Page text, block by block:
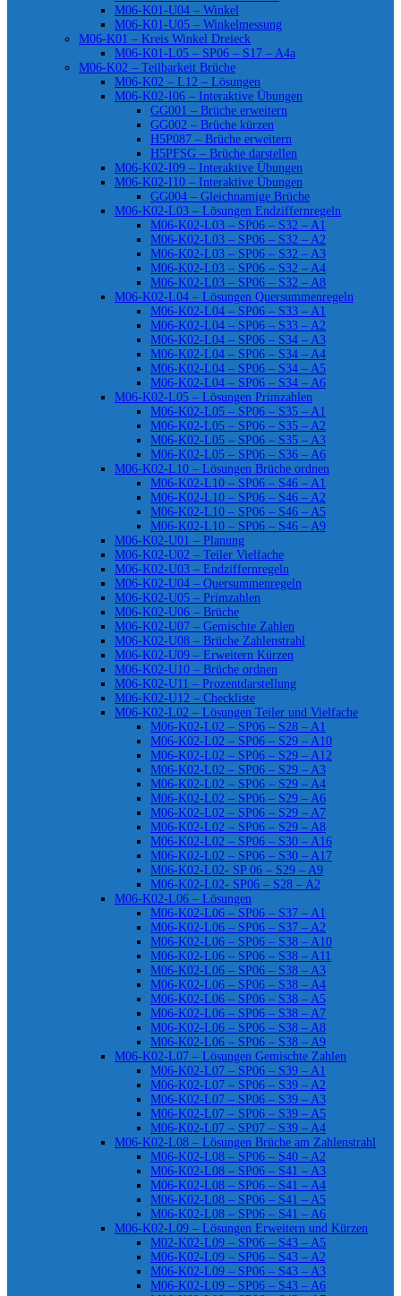
M06-K01-U04 – Winkel
M06-K01-U05 – Winkelmessung
M06-K01 – Kreis Winkel Dreieck
M06-K01-L05 – SP06 – S17 – A4a
M06-K02 – Teilbarkeit Brüche
M06-K02 – L12 – Lösungen
M06-K02-I06 – Interaktive Übungen
GG001 – Brüche erweitern
GG002 – Brüche kürzen
H5P087 – Brüche erweitern
H5PFSG – Brüche darstellen
M06-K02-I09 – Interaktive Übungen
M06-K02-I10 – Interaktive Übungen
GG004 – Gleichnamige Brüche
M06-K02-L03 – Lösungen Endziffernregeln
M06-K02-L03 – SP06 – S32 – A1
M06-K02-L03 – SP06 – S32 – A2
M06-K02-L03 – SP06 – S32 – A3
M06-K02-L03 – SP06 – S32 – A4
M06-K02-L03 – SP06 – S32 – A8
M06-K02-L04 – Lösungen Quersummenregeln
M06-K02-L04 – SP06 – S33 – A1
M06-K02-L04 – SP06 – S33 – A2
M06-K02-L04 – SP06 – S34 – A3
M06-K02-L04 – SP06 – S34 – A4
M06-K02-L04 – SP06 – S34 – A5
M06-K02-L04 – SP06 – S34 – A6
M06-K02-L05 – Lösungen Primzahlen
M06-K02-L05 – SP06 – S35 – A1
M06-K02-L05 – SP06 – S35 – A2
M06-K02-L05 – SP06 – S35 – A3
M06-K02-L05 – SP06 – S36 – A6
M06-K02-L10 – Lösungen Brüche ordnen
M06-K02-L10 – SP06 – S46 – A1
M06-K02-L10 – SP06 – S46 – A2
M06-K02-L10 – SP06 – S46 – A5
M06-K02-L10 – SP06 – S46 – A9
M06-K02-U01 – Planung
M06-K02-U02 – Teiler Vielfache
M06-K02-U03 – Endziffernregeln
M06-K02-U04 – Quersummenregeln
M06-K02-U05 – Primzahlen
M06-K02-U06 – Brüche
M06-K02-U07 – Gemischte Zahlen
M06-K02-U08 – Brüche Zahlenstrahl
M06-K02-U09 – Erweitern Kürzen
M06-K02-U10 – Brüche ordnen
M06-K02-U11 – Prozentdarstellung
M06-K02-U12 – Checkliste
M06-K02-L02 – Lösungen Teiler und Vielfache
M06-K02-L02 – SP06 – S28 – A1
M06-K02-L02 – SP06 – S29 – A10
M06-K02-L02 – SP06 – S29 – A12
M06-K02-L02 – SP06 – S29 – A3
M06-K02-L02 – SP06 – S29 – A4
M06-K02-L02 – SP06 – S29 – A6
M06-K02-L02 – SP06 – S29 – A7
M06-K02-L02 – SP06 – S29 – A8
M06-K02-L02 – SP06 – S30 – A16
M06-K02-L02 – SP06 – S30 – A17
M06-K02-L02- SP 06 – S29 – A9
M06-K02-L02- SP06 – S28 – A2
M06-K02-L06 – Lösungen
M06-K02-L06 – SP06 – S37 – A1
M06-K02-L06 – SP06 – S37 – A2
M06-K02-L06 – SP06 – S38 – A10
M06-K02-L06 – SP06 – S38 – A11
M06-K02-L06 – SP06 – S38 – A3
M06-K02-L06 – SP06 – S38 – A4
M06-K02-L06 – SP06 – S38 – A5
M06-K02-L06 – SP06 – S38 – A7
M06-K02-L06 – SP06 – S38 – A8
M06-K02-L06 – SP06 – S38 – A9
M06-K02-L07 – Lösungen Gemischte Zahlen
M06-K02-L07 – SP06 – S39 – A1
M06-K02-L07 – SP06 – S39 – A2
M06-K02-L07 – SP06 – S39 – A3
M06-K02-L07 – SP06 – S39 – A5
M06-K02-L07 – SP07 – S39 – A4
M06-K02-L08 – Lösungen Brüche am Zahlenstrahl
M06-K02-L08 – SP06 – S40 – A2
M06-K02-L08 – SP06 – S41 – A3
M06-K02-L08 – SP06 – S41 – A4
M06-K02-L08 – SP06 – S41 – A5
M06-K02-L08 – SP06 – S41 – A6
M06-K02-L09 – Lösungen Erweitern und Kürzen
M02-K02-L09 – SP06 – S43 – A5
M06-K02-L09 – SP06 – S43 – A2
M06-K02-L09 – SP06 – S43 – A3
M06-K02-L09 – SP06 – S43 – A6